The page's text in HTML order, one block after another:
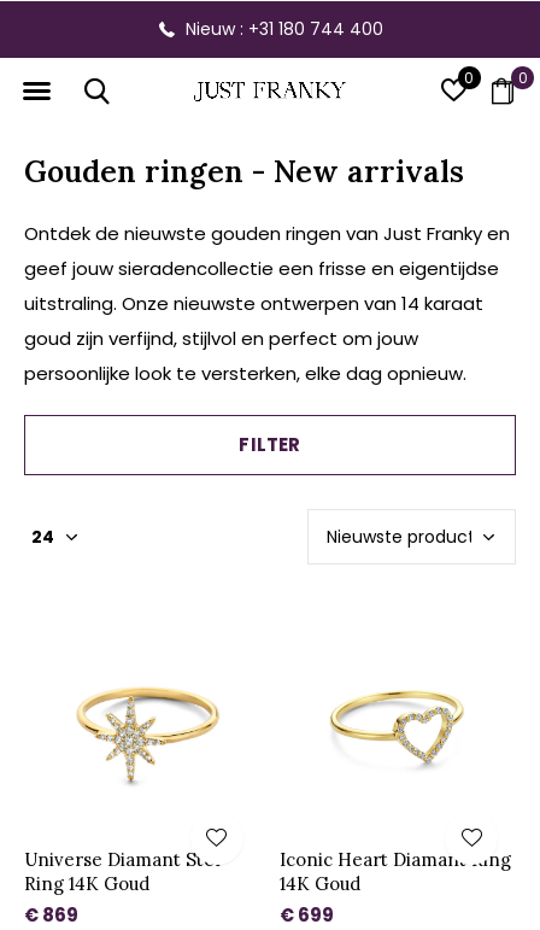
0 0
Nieuw : +31 180 744 400
Gouden ringen - New arrivals
Ontdek de nieuwste gouden ringen van Just Franky en
geef jouw sieradencollectie een frisse en eigentijdse
uitstraling. Onze nieuwste ontwerpen van 14 karaat
goud zijn verfijnd, stijlvol en perfect om jouw
persoonlijke look te versterken, elke dag opnieuw.
FILTER
Universe Diamant Ster
Ring 14K Goud
€ 869
Iconic Heart Diamant Ring
14K Goud
€ 699